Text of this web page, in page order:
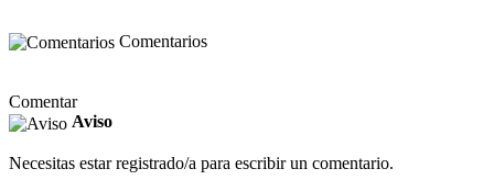
Comentarios
Comentar
Aviso
Necesitas estar registrado/a para escribir un comentario.